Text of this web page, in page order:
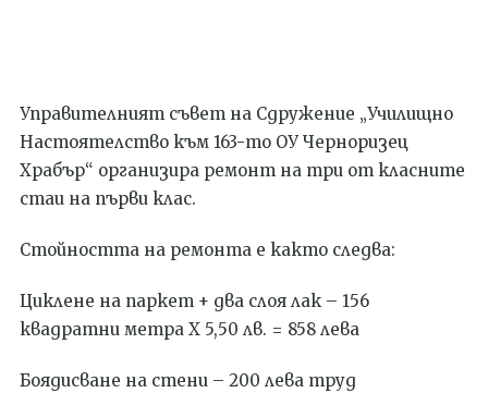
Управителният съвет на Сдружение „Училищно
Настоятелство към 163-то ОУ Черноризец
Храбър“ организира ремонт на три от класните
стаи на първи клас.
Стойността на ремонта е както следва:
Циклене на паркет + два слоя лак – 156
квадратни метра Х 5,50 лв. = 858 лева
Боядисване на стени – 200 лева труд